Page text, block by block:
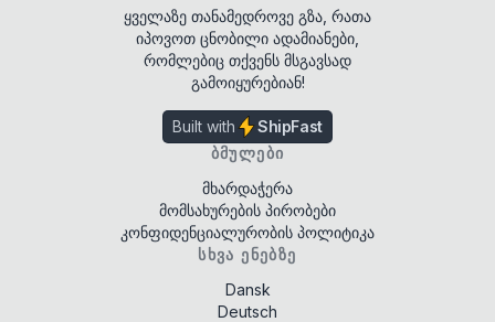
ყველაზე თანამედროვე გზა, რათა
იპოვოთ ცნობილი ადამიანები,
რომლებიც თქვენს მსგავსად
გამოიყურებიან!
Built with
ShipFast
ᲑᲛᲣᲚᲔᲑᲘ
მხარდაჭერა
მომსახურების პირობები
კონფიდენციალურობის პოლიტიკა
ᲡᲮᲕᲐ ᲔᲜᲔᲑᲖᲔ
Dansk
Deutsch